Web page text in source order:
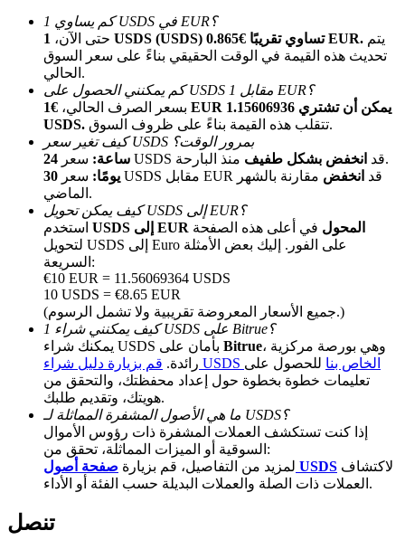
شركاء Bitrue
تصل العمولات إلى 65٪!
الإحالة
قم بدعوة صديق لتحصل على مكافآت نقدية
BTC Welcome Rewards
BTC Welcome Rewards
كم يساوي 1 USDS في EUR؟
حتى الآن،
1 USDS (USDS) تساوي تقريبًا €0.865 EUR.
تحديث هذه القيمة في الوقت الحقيقي بناءً على سعر السوق
الحالي.
كم يمكنني الحصول على USDS مقابل 1 EUR؟
بسعر الصرف الحالي،
€1 EUR يمكن أن تشتري 1.15606936
USDS.
تتقلب هذه القيمة بناءً على ظروف السوق.
كيف تغير سعر USDS بمرور الوقت؟
24 ساعة:
سعر USDS قد انخفض بشكل طفيف
منذ البارحة.
30 يومًا:
سعر USDS مقابل EUR قد انخفض مقارنة بالشهر
الماضي.
كيف يمكن تحويل USDS إلى EUR؟
USDS إلى EUR المحول في أعلى هذه الصفحة
لتحويل USDS إلى Euro على الفور. إليك بعض الأمثلة
السريعة:
€10 EUR = 11.56069364 USDS
10 USDS = €8.65 EUR
(جميع الأسعار المعروضة تقريبية ولا تشمل الرسوم.)
كيف يمكنني شراء 1 USDS على Bitrue؟
Bitrue، وهي بورصة مركزية
رائدة.
قم بزيارة دليل شراء USDS الخاص بنا للحصول على
تعليمات خطوة بخطوة حول إعداد محفظتك، والتحقق من
هويتك، وتقديم طلبك.
ما هي الأصول المشفرة المماثلة لـ USDS؟
إذا كنت تستكشف العملات المشفرة ذات رؤوس الأموال
السوقية أو الميزات المماثلة، تحقق من:
لمزيد من التفاصيل، قم بزيارة صفحة أصول USDS
العملات ذات الصلة والعملات البديلة حسب الفئة أو الأداء.
تنصل